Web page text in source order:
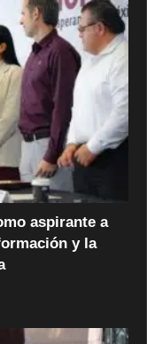
aspirante a
y la